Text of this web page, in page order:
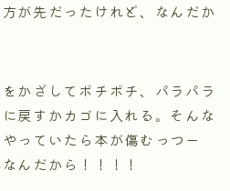
が先だったけれど、なんだか
かざしてポチポチ、パラパラ
戻すかカゴに入れる。そんな
っていたら本が傷むっつー
んだから！！！！